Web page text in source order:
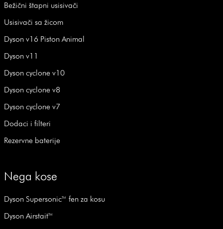
Bežični štapni usisivači
Usisivači sa žicom
Dyson v16 Piston Animal
Dyson v11
Dyson cyclone v10
Dyson cyclone v8
Dyson cyclone v7
Dodaci i filteri
Rezervne baterije
Nega kose
Dyson Supersonic™ fen za kosu
Dyson Airstait™